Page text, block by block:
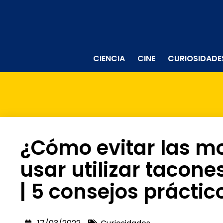
CIENCIA CINE
¿Cómo evitar las
usar utilizar
| 5 consejos